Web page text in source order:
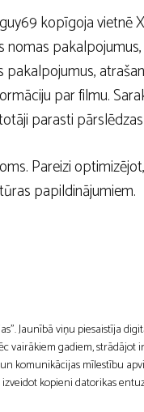
kopīgoja vietnē
par filmu.
parasti
Pareizi
papildinājumiem.
Jaunībā viņu piesaistīja
vairākiem gadiem,
komunikācijas mīlestību
kopieni datorikas